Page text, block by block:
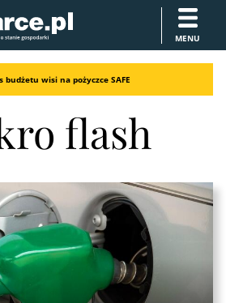
MENU
budżetu wisi na pożyczce SAFE
flash